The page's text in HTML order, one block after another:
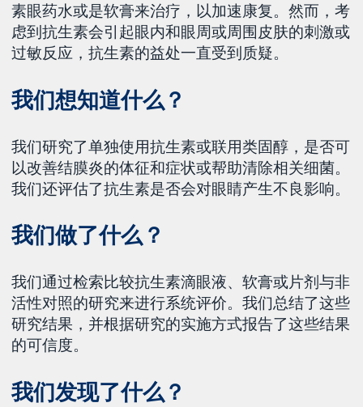
素眼药水或是软膏来治疗，以加速康复。然而，考
虑到抗生素会引起眼内和眼周或周围皮肤的刺激或
过敏反应，抗生素的益处一直受到质疑。
我们想知道什么？
我们研究了单独使用抗生素或联用类固醇，是否可
以改善结膜炎的体征和症状或帮助清除相关细菌。
我们还评估了抗生素是否会对眼睛产生不良影响。
我们做了什么？
我们通过检索比较抗生素滴眼液、软膏或片剂与非
活性对照的研究来进行系统评价。我们总结了这些
研究结果，并根据研究的实施方式报告了这些结果
的可信度。
我们发现了什么？